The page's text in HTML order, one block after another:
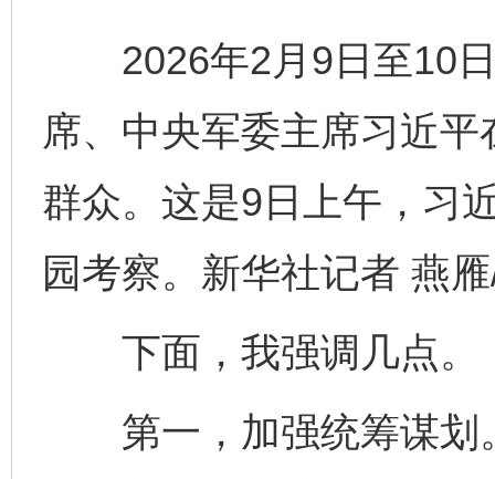
2026年2月9日至10日
席、中央军委主席习近
群众。这是9日上午，习
园考察。新华社记者 燕
下面，我强调几点。
第一，加强统筹谋划